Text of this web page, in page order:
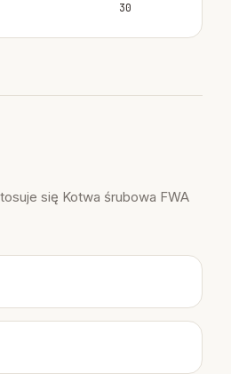
30
się Kotwa śrubowa FWA